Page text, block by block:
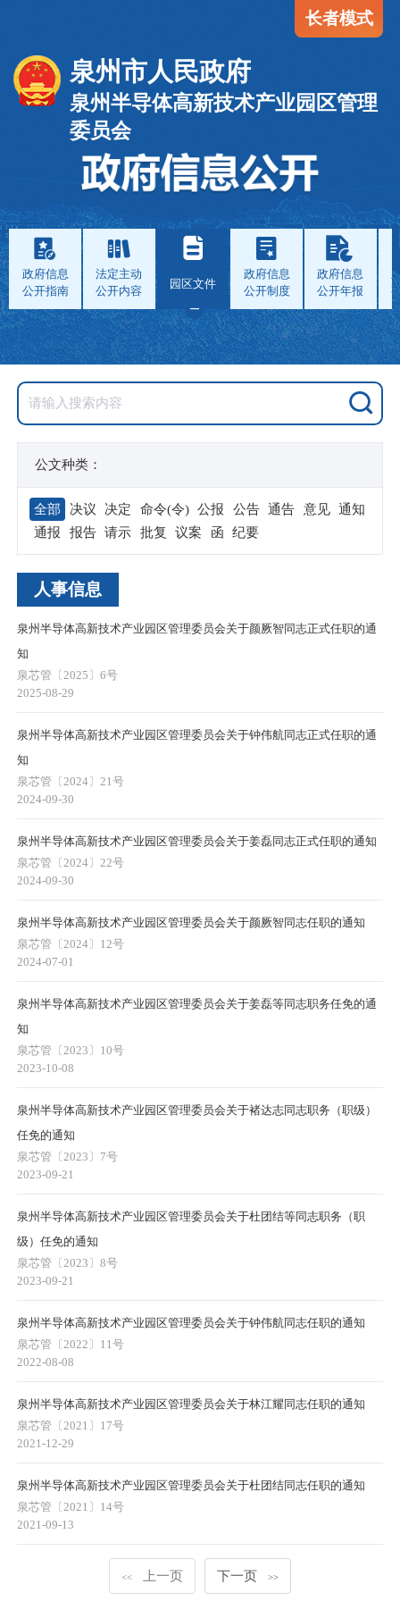
长者模式
泉州市人民政府
泉州半导体高新技术产业园区管理
委员会
政府信息
公开指南
法定主动
公开内容
园区文件
政府信息
公开制度
政府信息
公开年报
公文种类：
全部 决议 决定 命令(令) 公报 公告 通告 意见 通知
通报
报告 请示 批复 议案 函 纪要
人事信息
泉州半导体高新技术产业园区管理委员会关于颜厥智同志正式任职的通
知
泉芯管〔2025〕6号
2025-08-29
泉州半导体高新技术产业园区管理委员会关于钟伟航同志正式任职的通
知
泉芯管〔2024〕21号
2024-09-30
泉州半导体高新技术产业园区管理委员会关于姜磊同志正式任职的通知
泉芯管〔2024〕22号
2024-09-30
泉州半导体高新技术产业园区管理委员会关于颜厥智同志任职的通知
泉芯管〔2024〕12号
2024-07-01
泉州半导体高新技术产业园区管理委员会关于姜磊等同志职务任免的通
知
泉芯管〔2023〕10号
2023-10-08
泉州半导体高新技术产业园区管理委员会关于褚达志同志职务（职级）
任免的通知
泉芯管〔2023〕7号
2023-09-21
泉州半导体高新技术产业园区管理委员会关于杜团结等同志职务（职
级）任免的通知
泉芯管〔2023〕8号
2023-09-21
泉州半导体高新技术产业园区管理委员会关于钟伟航同志任职的通知
泉芯管〔2022〕11号
2022-08-08
泉州半导体高新技术产业园区管理委员会关于林江耀同志任职的通知
泉芯管〔2021〕17号
2021-12-29
泉州半导体高新技术产业园区管理委员会关于杜团结同志任职的通知
泉芯管〔2021〕14号
2021-09-13
<< 上一页 下一页 >>